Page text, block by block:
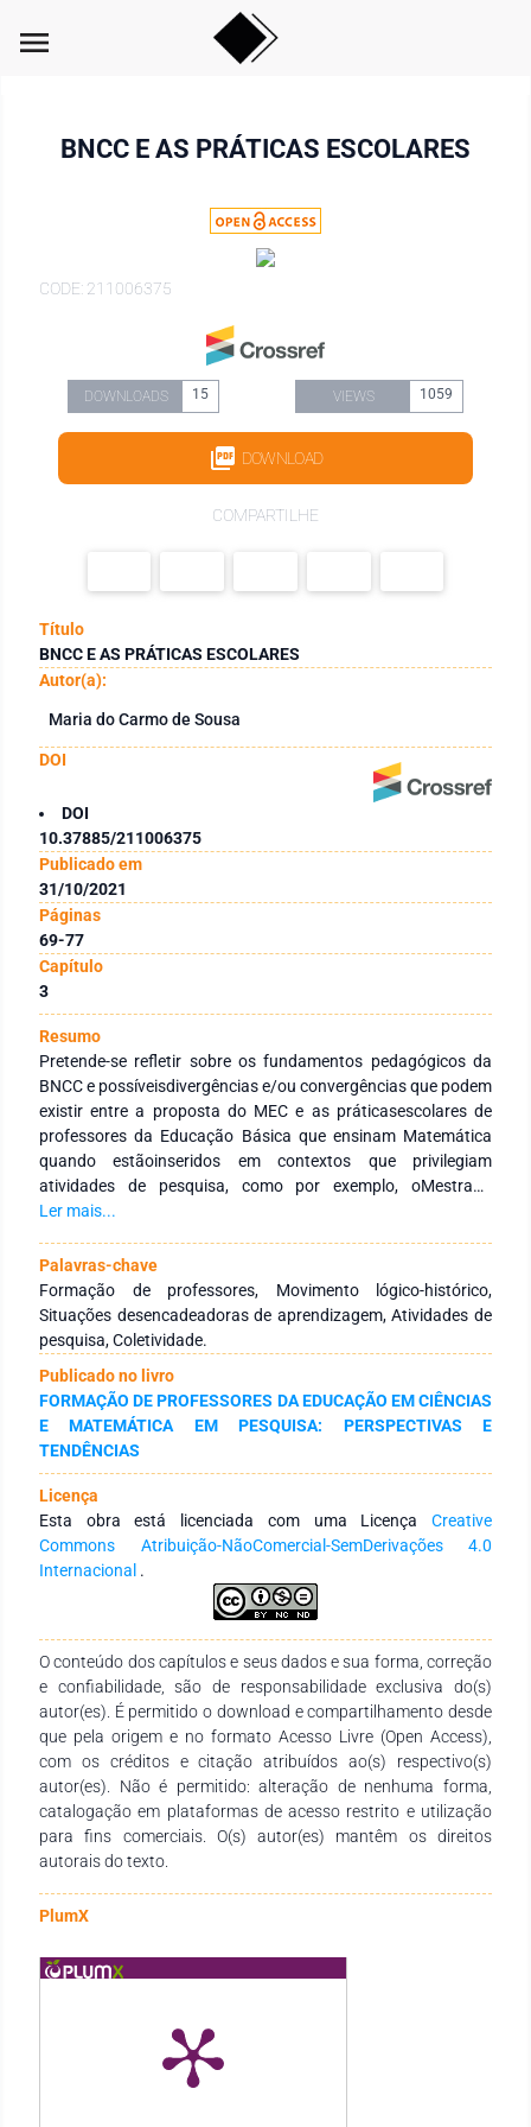
menu
BNCC E AS PRÁTICAS ESCOLARES
CODE: 211006375
DOWNLOADS 15 VIEWS 1059
DOWNLOAD
COMPARTILHE
Título
BNCC E AS PRÁTICAS ESCOLARES
Autor(a):
Maria do Carmo de Sousa
DOI
DOI
10.37885/211006375
Publicado em
31/10/2021
Páginas
69-77
Capítulo
3
Resumo
Pretende-se refletir sobre os fundamentos pedagógicos da
BNCC e possíveisdivergências e/ou convergências que podem
existir entre a proposta do MEC e as práticasescolares de
professores da Educação Básica que ensinam Matemática
quando estãoinseridos em contextos que privilegiam
atividades de pesquisa, como por exemplo, oMestrado
Profissional em Educação (MPE). Tais práticas se
perspectiva da teoria histórico-cultural. As problemáticas
daspesquisas dos professores estão relacionadas às
dificuldades dos estudantes, às relaçõesque podem fazer
entre os conteúdos que ministram e as metodologias de
ensino queutilizam em suas práticas. Nesse contexto, as
práticas escolares consideram o movimentológico-histórico
dos conceitos matemáticos. Defende-se que o conceito de
competênciaesteja relacionado às soluções de problemas e
ao desenvolvimento de ações queprivilegiem a coletividade.
Dessa forma, ao se comparar a proposta da BNCC com
aspráticas educativas produzidas e desenvolvidas pelos
professores da Educação Básica,constata-se que há
divergências no que diz respeito aos conceitos de
competência,formação de professores, trabalho, bem como,
às indicações sobre a abordagem dosconteúdos em sala de
daMatemática na organização do ensino.
Ler mais...
Palavras-chave
Formação de professores, Movimento lógico-histórico,
Situações desencadeadoras de aprendizagem, Atividades de
pesquisa, Coletividade.
Publicado no livro
FORMAÇÃO DE PROFESSORES DA EDUCAÇÃO EM CIÊNCIAS
E MATEMÁTICA EM PESQUISA: PERSPECTIVAS E
TENDÊNCIAS
Licença
Esta obra está licenciada com uma Licença Creative
Commons Atribuição-NãoComercial-SemDerivações 4.0
Internacional .
O conteúdo dos capítulos e seus dados e sua forma, correção
e confiabilidade, são de responsabilidade exclusiva do(s)
autor(es). É permitido o download e compartilhamento desde
que pela origem e no formato Acesso Livre (Open Access),
com os créditos e citação atribuídos ao(s) respectivo(s)
autor(es). Não é permitido: alteração de nenhuma forma,
catalogação em plataformas de acesso restrito e utilização
para fins comerciais. O(s) autor(es) mantêm os direitos
autorais do texto.
PlumX